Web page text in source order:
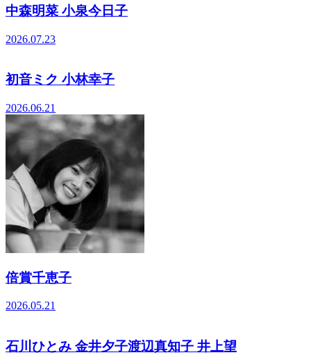
中森明菜 小泉今日子
2026.07.23
初音ミク 小林幸子
2026.06.21
倍賞千恵子
2026.05.21
石川ひとみ 金井夕子渡辺真知子 井上望